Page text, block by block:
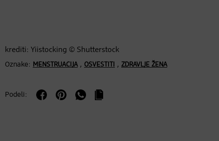
krediti: Yiistocking © Shutterstock
Oznake: MENSTRUACIJA, OSVESTITI , ZDRAVLJE ŽENA
Podeli: